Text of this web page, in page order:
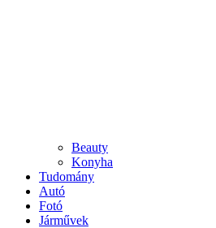
Beauty
Konyha
Tudomány
Autó
Fotó
Járművek